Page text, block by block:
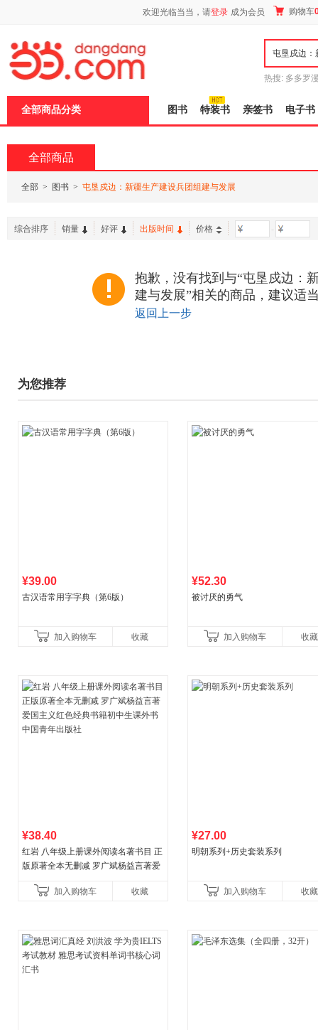
欢迎光临当当，请登录 成为会员 购物车
热搜: 多多罗
全部商品分类 图书 特装书 亲签书 电子书
全部商品
全部 > 图书 > 屯垦戍边：新疆生产建设兵团组建与发展
综合排序 销量 好评 出版时间 价格 -
抱歉，没有找到与“屯垦戍边：
建与发展”相关的商品，建议适
返回上一步
为您推荐
¥39.00
古汉语常用字字典（第6版）
加入购物车 收藏
¥52.30
被讨厌的勇气
加入购物车 收藏
¥38.40
红岩 八年级上册课外阅读名著书目 正
版原著全本无删减 罗广斌杨益言著爱
国青年出版社加入购物车 收藏
¥27.00
明朝系列+历史套装系列
加入购物车 收藏
页
加